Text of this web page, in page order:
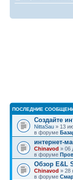
ПОСЛЕДНИЕ
Создайте
NittaSau » 13
в форуме
интернет-
Chinavod » 06
в форуме
Обзор E&L
Chinavod » 28
в форуме